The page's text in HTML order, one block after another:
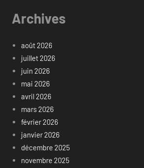
Archives
août 2026
juillet 2026
juin 2026
mai 2026
avril 2026
mars 2026
février 2026
janvier 2026
décembre 2025
novembre 2025